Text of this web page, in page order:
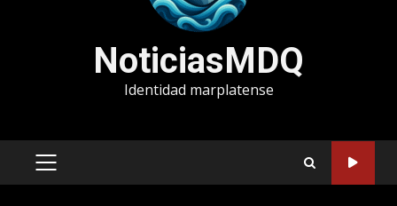
NoticiasMDQ
Identidad marplatense
MENÚ